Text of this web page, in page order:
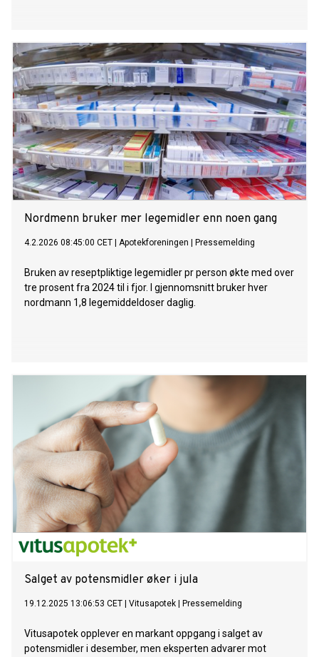
Nordmenn bruker mer legemidler enn noen gang
4.2.2026 08:45:00 CET Apotekforeningen Pressemelding
Bruken av reseptpliktige legemidler pr person økte med over
tre prosent fra 2024 til i fjor. I gjennomsnitt bruker hver
nordmann 1,8 legemiddeldoser daglig.
Salget av potensmidler øker i jula
19.12.2025 13:06:53 CET Vitusapotek Pressemelding
Vitusapotek opplever en markant oppgang i salget av
potensmidler i desember, men eksperten advarer mot